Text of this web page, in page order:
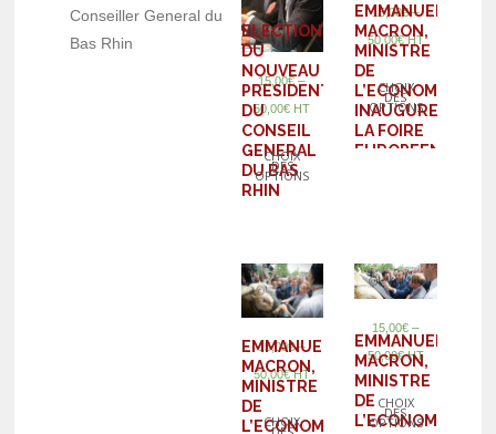
Conseiller General du
Bas Rhin
ELECTION
DU
NOUVEAU
PRESIDENT
DU
CONSEIL
GENERAL
DU BAS
RHIN
15,00€–
50,00€ HT
CHOIX
DES
OPTIONS
EMMANUEL
MACRON,
MINISTRE
DE
L’ECONOMIE,
INAUGURE
LA FOIRE
EUROPEENNE
15,00€–
50,00€ HT
CHOIX
DES
OPTIONS
EMMANUEL
MACRON,
MINISTRE
DE
L’ECONOMIE,
15,00€–
50,00€ HT
CHOIX
EMMANUEL
MACRON,
MINISTRE
DE
L’ECONOMIE,
15,00€–
50,00€ HT
CHOIX
DES
OPTIONS